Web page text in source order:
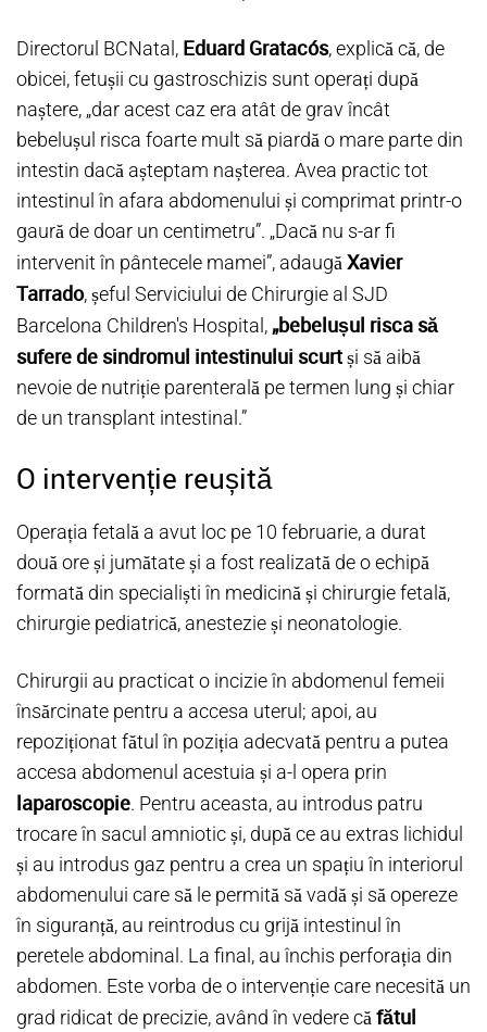
Directorul BCNatal, Eduard Gratacós, explică că, de
obicei, fetușii cu gastroschizis sunt operați după
naștere, „dar acest caz era atât de grav încât
bebelușul risca foarte mult să piardă o mare parte din
intestin dacă așteptam nașterea. Avea practic tot
intestinul în afara abdomenului și comprimat printr-o
gaură de doar un centimetru”. „Dacă nu s-ar fi
intervenit în pântecele mamei”, adaugăXavier
Tarrado, șeful Serviciului de Chirurgie al SJD
Barcelona Children's Hospital, „bebelușul risca să
sufere de sindromul intestinului scurtși să aibă
nevoie de nutriție parenterală pe termen lung și chiar
de un transplant intestinal.”
O intervenție reușită
Operația fetală a avut loc pe 10 februarie, a durat
două ore și jumătate și a fost realizată de o echipă
formată din specialiști în medicină și chirurgie fetală,
chirurgie pediatrică, anestezie și neonatologie.
Chirurgii au practicat o incizie în abdomenul femeii
însărcinate pentru a accesa uterul; apoi, au
repoziționat fătul în poziția adecvată pentru a putea
accesa abdomenul acestuia și a-l opera prin
laparoscopie. Pentru aceasta, au introdus patru
trocare în sacul amniotic și, după ce au extras lichidul
și au introdus gaz pentru a crea un spațiu în interiorul
abdomenului care să le permită să vadă și să opereze
în siguranță, au reintrodus cu grijă intestinul în
peretele abdominal. La final, au închis perforația din
abdomen. Este vorba de o intervenție care necesită un
grad ridicat de precizie, având în vedere căfătul